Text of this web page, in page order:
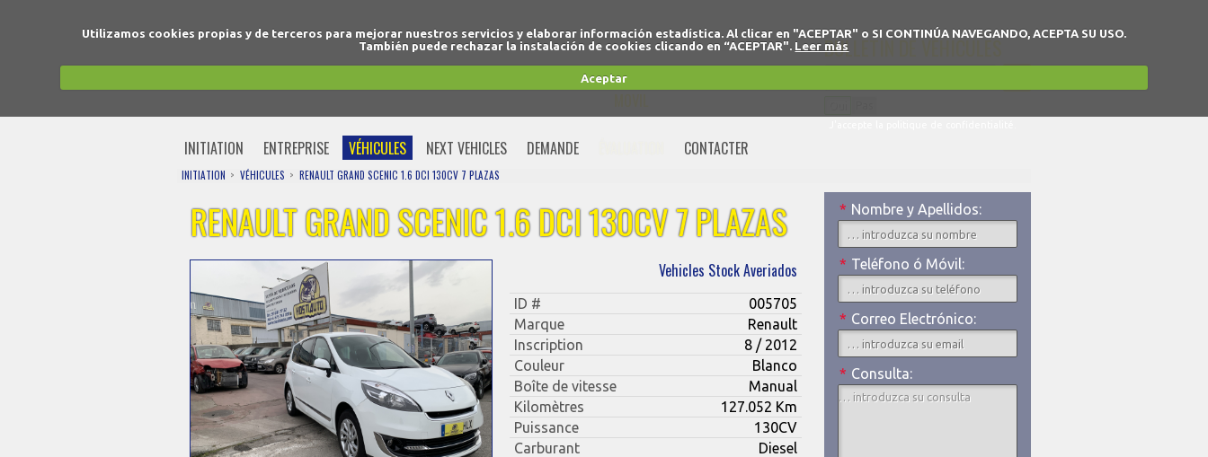
Utilizamos cookies propias y de terceros para mejorar nuestros servicios y elaborar información estadística. Al clicar en "ACEPTAR" o SI CONTINÚA NAVEGANDO, ACEPTA SU USO.
También puede rechazar la instalación de cookies clicando en “ACEPTAR". Leer más
Aceptar+34 91 691 77 32 BULLETIN DE VÉHICULES
INITIATION ENTREPRISE VÉHICULES NEXT VEHICLES DEMANDE CONTACTER
INITIATION VÉHICULES RENAULT GRAND SCENIC 1.6 DCI 130CV 7 PLAZAS
Nombre y Apellidos:
*
Teléfono ó Móvil:
*
Correo Electrónico:
*
Consulta:
*
RENAULT GRAND SCENIC 1.6 DCI 130CV 7 PLAZAS
Vehicles Stock Averiados
ID #
005705
Marque
Renault
Inscription
8 / 2012
Couleur
Blanco
Boîte de vitesse
Manual
Kilomètres
127.052 Km
Puissance
130CV
Carburant
Diesel